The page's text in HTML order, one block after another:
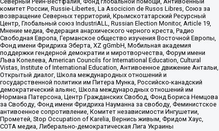
комитет России, Russie-Libertes, La Asocicion de Rusos Libres, Союз за
возвращение Северных территорий, Крымскотатарский Ресурсный
Центр, Глобальный союз IndustriALL, Russian Election Monitor, Article 19,
Мнение медиа, Федерация анархического черного креста, Радио
Свободная Европа, Германское общество изучения Восточной Европы,
Фонд имени Фридриха Эберта, XZ gGmbH, Мобильная академия
поддержки гендерной демократии и миротворчества, Форум имени
Льва Копелева, American Councils for International Education, Cultural
Vistas, Institute of International Education, Антивоенное движение Антальи,
Открытый диалог, Школа международных отношений и
государственной политики им Питера Мунка, Российско-канадский
демократический альянс, Школа международных отношений им
Нормана Патерсона, Центр Гражданских Свобод, Фонд Бориса Немцова
за Свободу, Фонд имени Фридриха Науманна за свободу, Феминистское
антивоенное сопротивление, Комитет независимости Ингушетии,
Прометей, Stop Occupation of Karelia, Вернись живым, Фридом Хаус,
СОТА медиа, Либерально-демократическая Лига Украины